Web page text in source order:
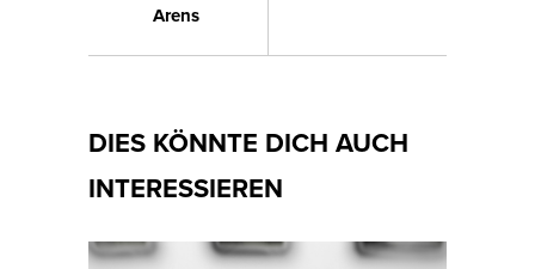
Arens
DIES KÖNNTE DICH AUCH
INTERESSIEREN